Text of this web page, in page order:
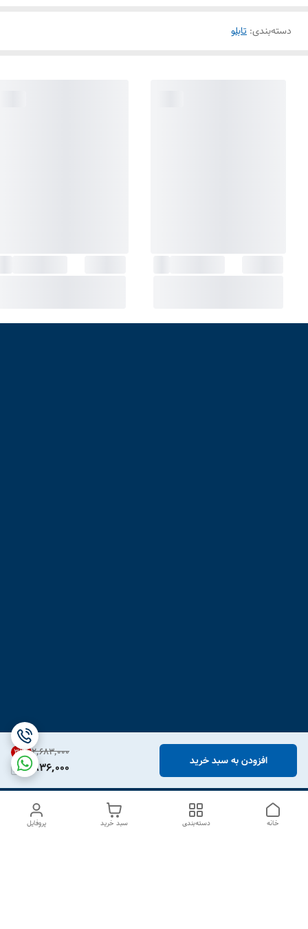
۲٬۶۸۳٬۰۰۰ 31%
1,836,000 افزودن به سبد خرید
دسته‌بندی: تابلو
پروفایل سبد خرید دسته‌بندی خانه